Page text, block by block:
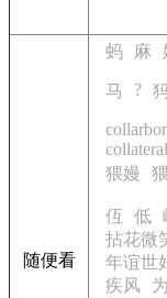
随便看
蚂 麻
马
?
猥嫚
仾
低
拈花微
年谊世
疾风